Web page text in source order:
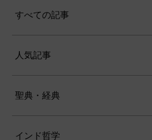
すべての記事
人気記事
聖典・経典
インド哲学